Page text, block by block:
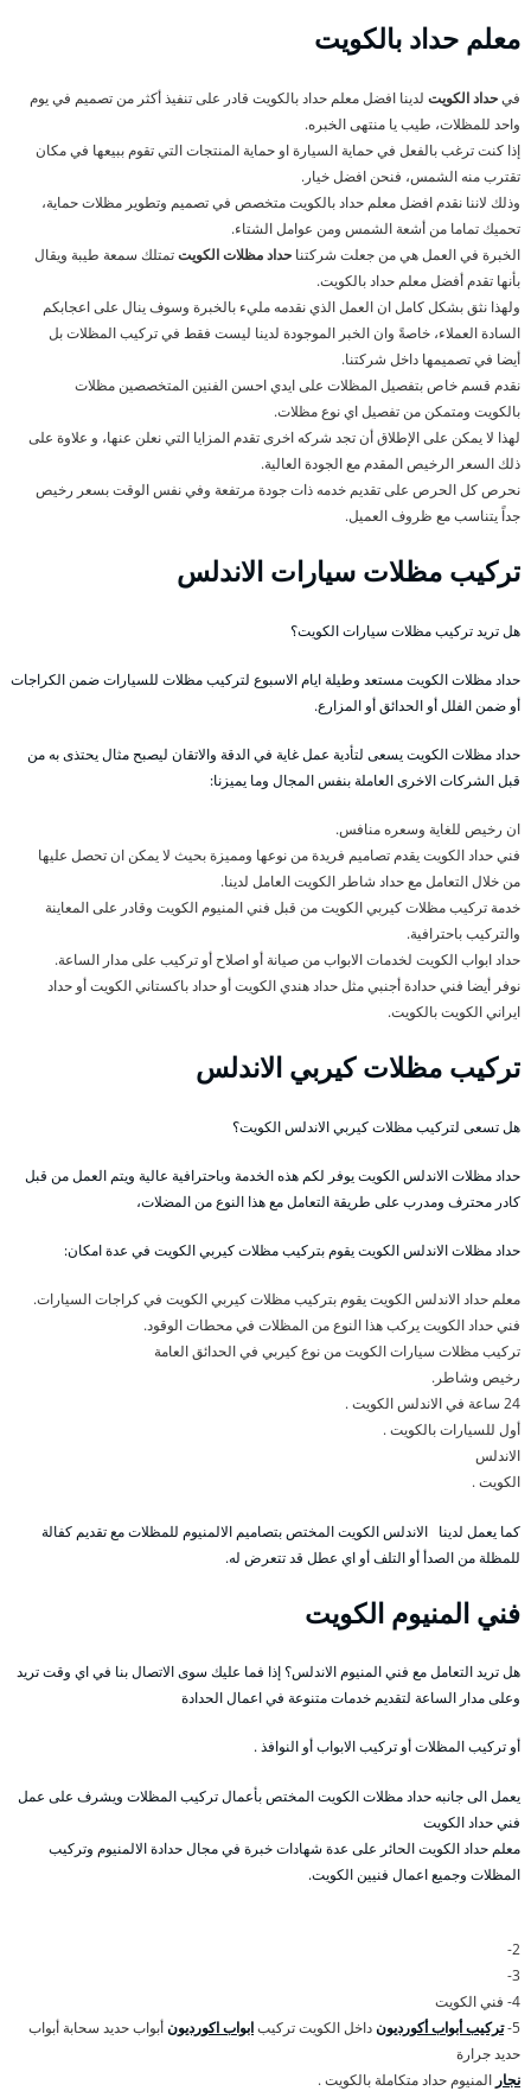
معلم حداد بالكويت
فيحداد الكويت لدينا افضل معلم حداد بالكويت قادر على تنفيذ أكثر من تصميم في يوم
واحد للمظلات، طيب يا منتهى الخبره.
إذا كنت ترغب بالفعل في حماية السيارة او حماية المنتجات التي تقوم ببيعها في مكان
تقترب منه الشمس، فنحن افضل خيار.
وذلك لاننا نقدم افضل معلم حداد بالكويت متخصص في تصميم وتطوير مظلات حماية،
تحميك تماما من أشعة الشمس ومن عوامل الشتاء.
الخبرة في العمل هي من جعلت شركتنا حداد مظلات الكويتتمتلك سمعة طيبة ويقال
بأنها تقدم أفضل معلم حداد بالكويت.
ولهذا نثق بشكل كامل ان العمل الذي نقدمه مليء بالخبرة وسوف ينال على اعجابكم
السادة العملاء، خاصةً وان الخبر الموجودة لدينا ليست فقط في تركيب المظلات بل
أيضا في تصميمها داخل شركتنا.
نقدم قسم خاص بتفصيل المظلات على ايدي احسن الفنين المتخصصين مظلات
بالكويت ومتمكن من تفصيل اي نوع مظلات.
لهذا لا يمكن على الإطلاق أن تجد شركه اخرى تقدم المزايا التي نعلن عنها، و علاوة على
ذلك السعر الرخيص المقدم مع الجودة العالية.
نحرص كل الحرص على تقديم خدمه ذات جودة مرتفعة وفي نفس الوقت بسعر رخيص
جداً يتناسب مع ظروف العميل.
تركيب مظلات سيارات الاندلس
هل تريد تركيب مظلات سيارات الكويت؟
حداد مظلات الكويت مستعد وطيلة ايام الاسبوع لتركيب مظلات للسيارات ضمن الكراجات
أو ضمن الفلل أو الحدائق أو المزارع.
حداد مظلات الكويت يسعى لتأدية عمل غاية في الدقة والاتقان ليصبح مثال يحتذى به من
قبل الشركات الاخرى العاملة بنفس المجال وما يميزنا:
ان رخيص للغاية وسعره منافس.
فني حداد الكويت يقدم تصاميم فريدة من نوعها ومميزة بحيث لا يمكن ان تحصل عليها
من خلال التعامل مع حداد شاطر الكويت العامل لدينا.
خدمة تركيب مظلات كيربي الكويت من قبل فني المنيوم الكويت وقادر على المعاينة
والتركيب باحترافية.
حداد ابواب الكويت لخدمات الابواب من صيانة أو اصلاح أو تركيب على مدار الساعة.
نوفر أيضا فني حدادة أجنبي مثل حداد هندي الكويت أو حداد باكستاني الكويت أو حداد
ايراني الكويت بالكويت.
تركيب مظلات كيربي الاندلس
هل تسعى لتركيب مظلات كيربي الاندلس الكويت؟
حداد مظلات الاندلس الكويت يوفر لكم هذه الخدمة وباحترافية عالية ويتم العمل من قبل
كادر محترف ومدرب على طريقة التعامل مع هذا النوع من المضلات،
حداد مظلات الاندلس الكويت يقوم بتركيب مظلات كيربي الكويت في عدة امكان:
معلم حداد الاندلس الكويت يقوم بتركيب مظلات كيربي الكويت في كراجات السيارات.
فني حداد الكويت يركب هذا النوع من المظلات في محطات الوقود.
تركيب مظلات سيارات الكويت من نوع كيربي في الحدائق العامة
رخيص وشاطر.
24 ساعة في الاندلس الكويت .
أول للسيارات بالكويت .
الاندلس
الكويت .
كما يعمل لدينا الاندلس الكويت المختص بتصاميم الالمنيوم للمظلات مع تقديم كفالة
للمظلة من الصدأ أو التلف أو اي عطل قد تتعرض له.
فني المنيوم الكويت
هل تريد التعامل مع فني المنيوم الاندلس؟ إذا فما عليك سوى الاتصال بنا في اي وقت تريد
وعلى مدار الساعة لتقديم خدمات متنوعة في اعمال الحدادة
أو تركيب المظلات أو تركيب الابواب أو النوافذ .
يعمل الى جانبه حداد مظلات الكويت المختص بأعمال تركيب المظلات ويشرف على عمل
فني حداد الكويت
معلم حداد الكويت الحائر على عدة شهادات خبرة في مجال حدادة الالمنيوم وتركيب
المظلات وجميع اعمال فنيين الكويت.
2-
3-
4- فني الكويت
5- تركيب أبواب أكورديونداخل الكويت تركيبابواب اكورديونأبواب حديد سحابة أبواب
حديد جرارة
نجار المنيوم حداد متكاملة بالكويت .